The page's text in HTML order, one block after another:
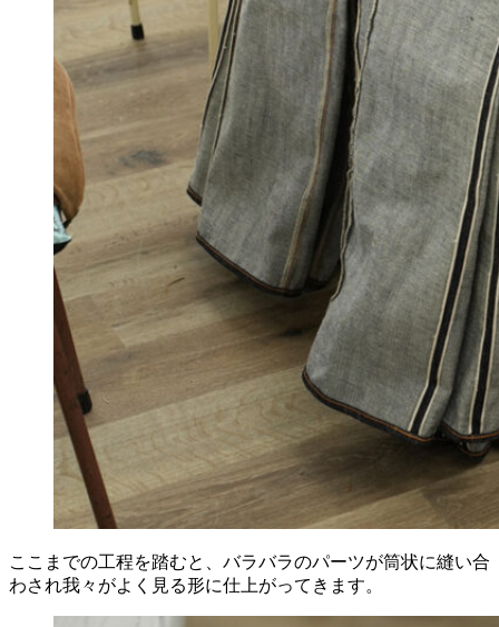
ここまでの工程を踏むと、バラバラのパーツが筒状に縫い合
わされ我々がよく見る形に仕上がってきます。